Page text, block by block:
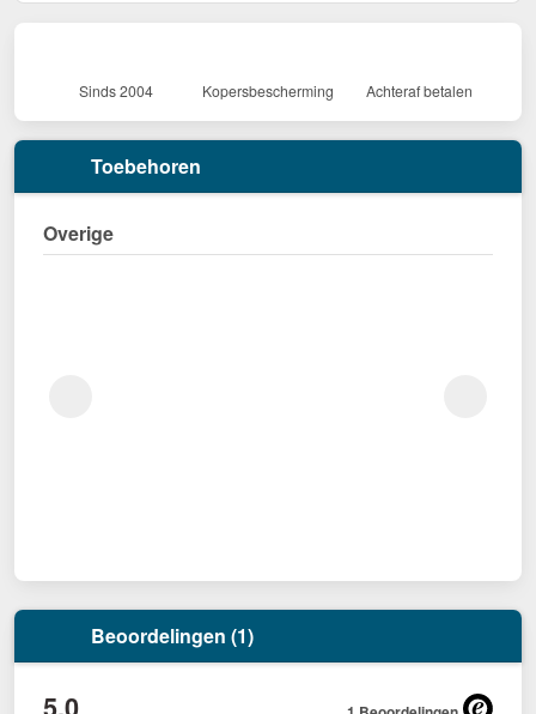
Sinds 2004 Kopersbescherming Achteraf betalen
Toebehoren
Overige
Beoordelingen (1)